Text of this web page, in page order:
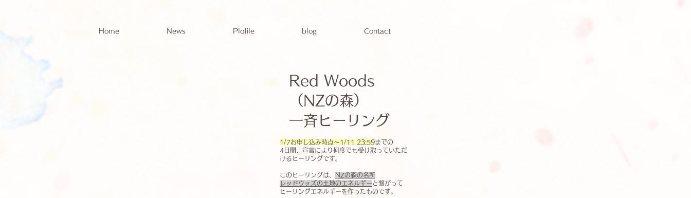
Home News Plofile blog Contact
Red Woods
（NZの森）
一斉ヒーリング
1/7お申し込み時点～1/11 23:59までの
4日間、宣言により何度でも受け取っていただ
けるヒーリングです。
このヒーリングは、
NZの森の名所
レッドウッズの土地のエネルギーと繋がって
ヒーリングエネルギーを作ったものです。